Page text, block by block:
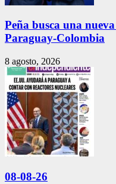
Peña busca una
Paraguay-Colombia
8 agosto, 2026
08-08-26